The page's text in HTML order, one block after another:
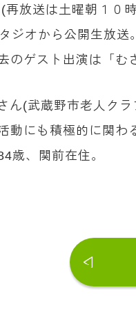
放送は土曜朝１０時
ジオから公開生放
のゲスト出演は「む
(武蔵野市老人クラ
動にも積極的に関
歳、関前在住。